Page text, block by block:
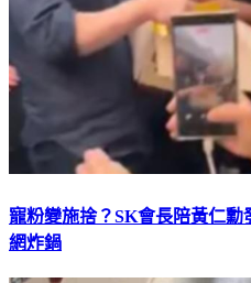
寵粉變施捨？SK會長陪黃仁
網炸鍋